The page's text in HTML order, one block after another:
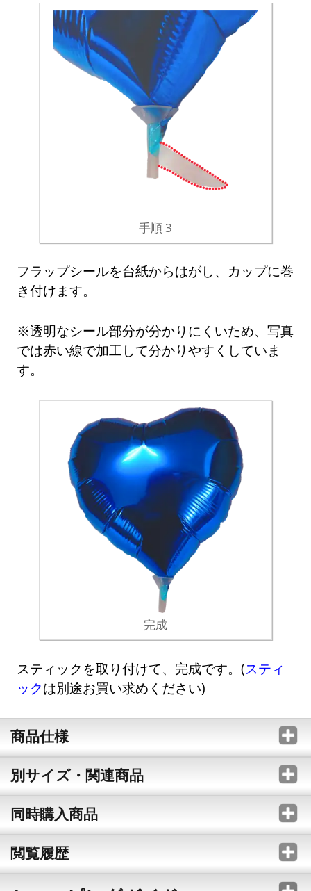
手順 3
フラップシールを台紙からはがし、カップに巻
き付けます。
※透明なシール部分が分かりにくいため、写真
では赤い線で加工して分かりやすくしていま
す。
完成
スティックを取り付けて、完成です。(スティ
ックは別途お買い求めください)
商品仕様
別サイズ・関連商品
同時購入商品
閲覧履歴